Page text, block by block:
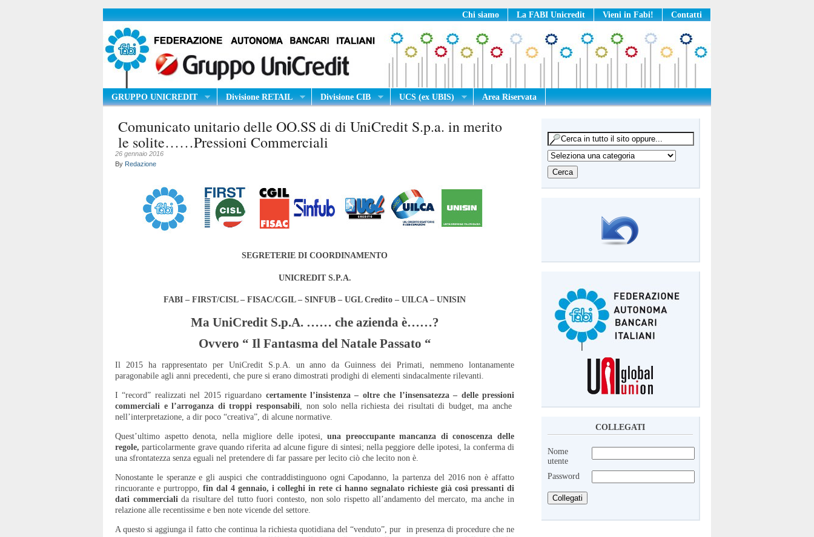
Contatti
Vieni in Fabi!
La FABI Unicredit
Chi siamo
GRUPPO UNICREDIT Divisione RETAIL Divisione CIB UCS (ex UBIS) Area Riservata
Comunicato unitario delle OO.SS di di UniCredit S.p.a. in merito
le solite……Pressioni Commerciali
26 gennaio 2016
By Redazione
SEGRETERIE DI COORDINAMENTO
UNICREDIT S.P.A.
FABI – FIRST/CISL – FISAC/CGIL – SINFUB – UGL Credito – UILCA – UNISIN
Ma UniCredit S.p.A. …… che azienda è……?
Ovvero “ Il Fantasma del Natale Passato “
Il 2015 ha rappresentato per UniCredit S.p.A. un anno da Guinness dei Primati, nemmeno lontanamente
paragonabile agli anni precedenti, che pure si erano dimostrati prodighi di elementi sindacalmente rilevanti.
I “record” realizzati nel 2015 riguardano certamente l’insistenza – oltre che l’insensatezza – delle pressioni
commerciali e l’arroganza di troppi responsabili , non solo nella richiesta dei risultati di budget, ma anche
nell’interpretazione, a dir poco “creativa”, di alcune normative.
Quest’ultimo aspetto denota, nella migliore delle ipotesi,una preoccupante mancanza di conoscenza delle
regole, particolarmente grave quando riferita ad alcune figure di sintesi; nella peggiore delle ipotesi, la conferma di
una sfrontatezza senza eguali nel pretendere di far passare per lecito ciò che lecito non è.
Nonostante le speranze e gli auspici che contraddistinguono ogni Capodanno, la partenza del 2016 non è affatto
rincuorante e purtroppo, fin dal 4 gennaio, i colleghi in rete ci hanno segnalato richieste già così pressanti di
dati commerciali da risultare del tutto fuori contesto, non solo rispetto all’andamento del mercato, ma anche in
relazione alle recentissime e ben note vicende del settore.
A questo si aggiunga il fatto che continua la richiesta quotidiana del “venduto”, pur in presenza di procedure che ne
COLLEGATI
Nome
utente
Password